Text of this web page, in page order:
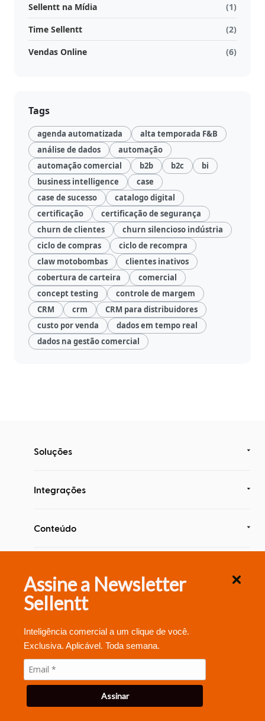
Assine a Newsletter
Sellentt
Inteligência comercial a um clique de você.
Exclusiva. Aplicável. Toda semana.
Assinar
Sellentt na Mídia
(1)
Time Sellentt
(2)
Vendas Online
(6)
Tags
agenda automatizada
alta temporada F&B
análise de dados
automação
automação comercial
b2b b2c
bi
business intelligence
case
case de sucesso
catalogo digital
certificação
certificação de segurança
churn de clientes
churn silencioso indústria
ciclo de compras
ciclo de recompra
claw motobombas
clientes inativos
cobertura de carteira
comercial
concept testing
controle de margem
CRM
crm
CRM para distribuidores
custo por venda
dados em tempo real
dados na gestão comercial
Soluções
Integrações
Conteúdo